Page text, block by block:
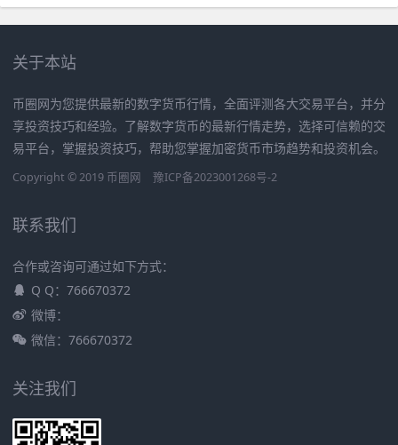
关于本站
币圈网为您提供最新的数字货币行情，全面评测各大交易平台，并分
享投资技巧和经验。了解数字货币的最新行情走势，选择可信赖的交
易平台，掌握投资技巧，帮助您掌握加密货币市场趋势和投资机会。
Copyright © 2019 币圈网 豫ICP备2023001268号-2
联系我们
合作或咨询可通过如下方式：
Q Q：766670372
微博：
微信：766670372
关注我们